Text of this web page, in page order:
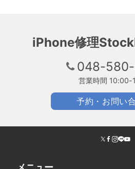
iPhone修理
048-
営業時間 10:00-
予約・お問い